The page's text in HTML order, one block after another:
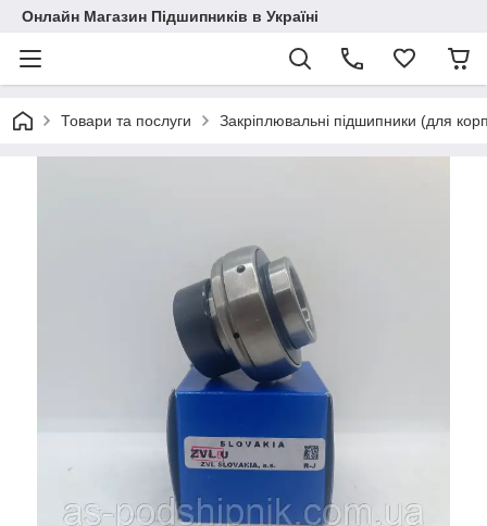
Онлайн Магазин Підшипників в Україні
Товари та послуги Закріплювальні підшипники (для